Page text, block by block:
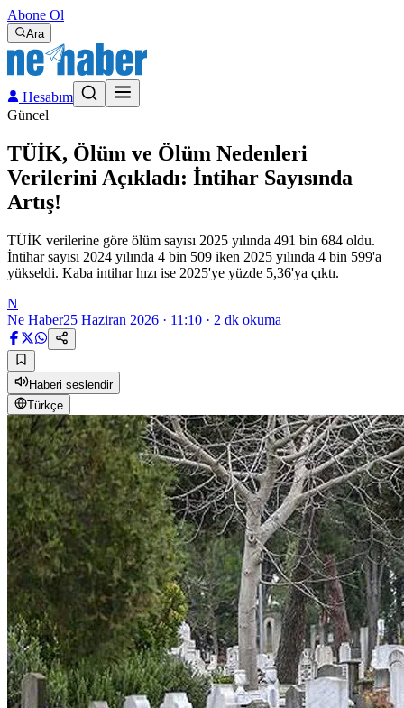
Abone Ol
Ara
Hesabım
Güncel
TÜİK, Ölüm ve Ölüm Nedenleri
Verilerini Açıkladı: İntihar Sayısında
Artış!
TÜİK verilerine göre ölüm sayısı 2025 yılında 491 bin 684 oldu.
İntihar sayısı 2024 yılında 4 bin 509 iken 2025 yılında 4 bin 599'a
yükseldi. Kaba intihar hızı ise 2025'ye yüzde 5,36'ya çıktı.
N
Ne Haber25 Haziran 2026 · 11:10 · 2 dk okuma
Haberi seslendir
Türkçe